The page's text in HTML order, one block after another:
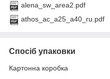
alena_sw_area2.pdf
athos_ac_a25_a40_ru.pdf
Спосіб упаковки
Картонна коробка